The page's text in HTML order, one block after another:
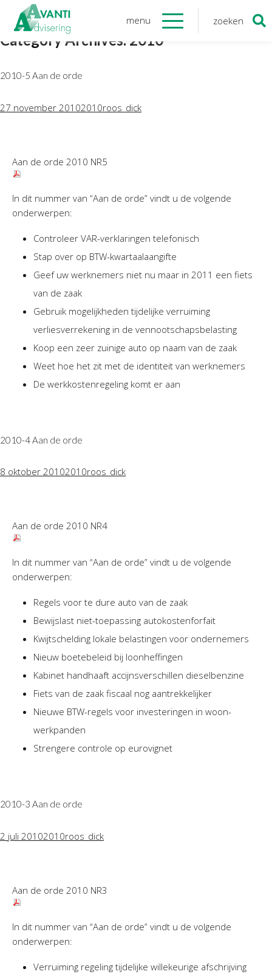
menu zoeken
Organisatie
Onze medewerkers
Algemene verordening
Vacatures
Onzediensten
Startersbegeleiding
Tijdelijk financieel personeel
Personeel & Organisatie
Bedrijfseconomisch advies
Belastingadvies Purmerend
Online boekhouden
Nieuws &informatie
Contact
Avanti Online
BaseCone – Facturen
Klantenportaal – Online dossiers
Online Salaris – Salarissen
Nextens-Accorderen aangiften
Zoeken
naar:
Category Archives: 2010
2010-5 Aan de orde
27 november 20102010roos_dick
Aan de orde 2010 NR5
In dit nummer van “Aan de orde” vindt u de volgende
onderwerpen:
Controleer VAR-verklaringen telefonisch
Stap over op BTW-kwartaalaangifte
Geef uw werknemers niet nu maar in 2011 een fiets
van de zaak
Gebruik mogelijkheden tijdelijke verruiming
verliesverrekening in de vennootschapsbelasting
Koop een zeer zuinige auto op naam van de zaak
Weet hoe het zit met de identiteit van werknemers
De werkkostenregeling komt er aan
2010-4 Aan de orde
8 oktober 20102010roos_dick
Aan de orde 2010 NR4
In dit nummer van “Aan de orde” vindt u de volgende
onderwerpen:
Regels voor te dure auto van de zaak
Bewijslast niet-toepassing autokostenforfait
Kwijtschelding lokale belastingen voor ondernemers
Nieuw boetebeleid bij loonheffingen
Kabinet handhaaft accijnsverschillen dieselbenzine
Fiets van de zaak fiscaal nog aantrekkelijker
Nieuwe BTW-regels voor investeringen in woon-
werkpanden
Strengere controle op eurovignet
2010-3 Aan de orde
2 juli 20102010roos_dick
Aan de orde 2010 NR3
In dit nummer van “Aan de orde” vindt u de volgende
onderwerpen:
Verruiming regeling tijdelijke willekeurige afschrijving